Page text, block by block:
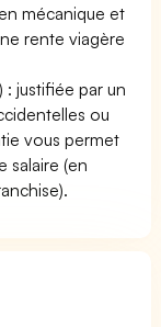
mécanique et
rente viagère
: justifiée par un
ou
vous permet
salaire (en